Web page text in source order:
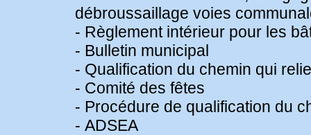
débroussaillage voies
- Règlement intérieur pour les
- Bulletin municipal
- Qualification du chemin qui
- Comité des fêtes
- Procédure de qualification du
- ADSEA